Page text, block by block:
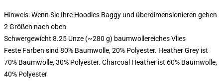
Hinweis: Wenn Sie Ihre Hoodies Baggy und überdimensionieren gehen
2 Größen nach oben
Schwergewicht 8.25 Unze (~280 g) baumwollereiches Vlies
Feste Farben sind 80% Baumwolle, 20% Polyester. Heather Grey ist
70% Baumwolle, 30% Polyester. Charcoal Heather ist 60% Baumwolle,
40% Polyester